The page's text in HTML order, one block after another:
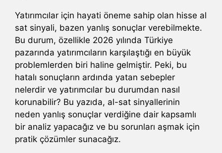
Yatırımcılar için hayati öneme sahip olan hisse al
sat sinyali, bazen yanlış sonuçlar verebilmekte.
Bu durum, özellikle 2026 yılında Türkiye
pazarında yatırımcıların karşılaştığı en büyük
problemlerden biri haline gelmiştir. Peki, bu
hatalı sonuçların ardında yatan sebepler
nelerdir ve yatırımcılar bu durumdan nasıl
korunabilir? Bu yazıda, al-sat sinyallerinin
neden yanlış sonuçlar verdiğine dair kapsamlı
bir analiz yapacağız ve bu sorunları aşmak için
pratik çözümler sunacağız.